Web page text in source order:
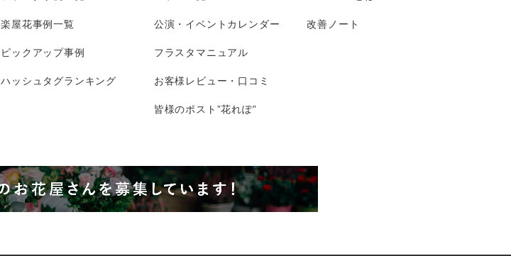
楽屋花事例一覧
ピックアップ事例
ハッシュタグランキング
公演・イベントカレンダー
フラスタマニュアル
お客様レビュー・口コミ
皆様のポスト”花れぽ”
改善ノート